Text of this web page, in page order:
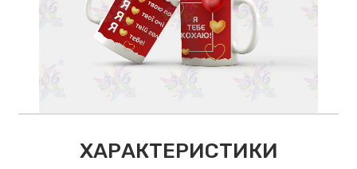
ХАРАКТЕРИСТИКИ